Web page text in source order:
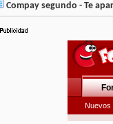
Compay segundo - Te